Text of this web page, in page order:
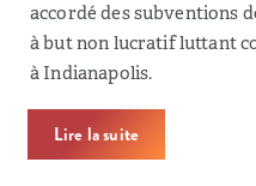
accordé des subventions
à but non lucratif luttant
à Indianapolis.
Lire la suite